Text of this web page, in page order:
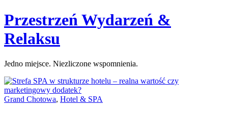
Skip
to
content
Przestrzeń Wydarzeń &
Relaksu
Jedno miejsce. Niezliczone wspomnienia.
Categories:
Grand Chotowa, Hotel & SPA